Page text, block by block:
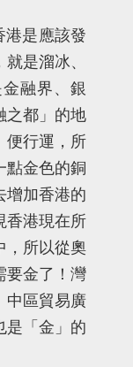
港是應該發
是溜冰、
融界、銀
之都」的地
便行運，所
點金色的銅
增加香港的
香港現在所
，所以從奧
要金了！灣
中區貿易廣
是「金」的